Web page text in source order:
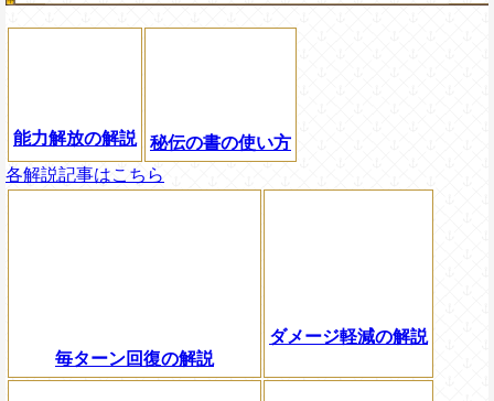
能力解放の解説
秘伝の書の使い方
各解説記事はこちら
毎ターン回復の解説
ダメージ軽減の解説